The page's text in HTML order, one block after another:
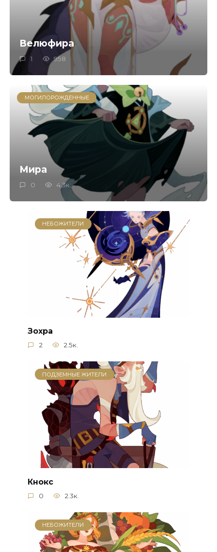
Велюфира
1 958
МОГИЛОРОЖДЕННЫЕ
Мира
0 4.3к.
НЕБОЖИТЕЛИ
Зохра
2 2.5к.
ПОДЗЕМНЫЕ ЖИТЕЛИ
Кнокс
0 2.3к.
НЕБОЖИТЕЛИ